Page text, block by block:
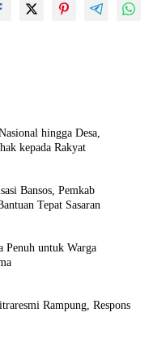
hingga Desa,
kepada Rakyat
Bansos, Pemkab
Tepat Sasaran
Penuh untuk Warga
Rampung, Respons